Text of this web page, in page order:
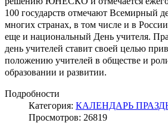
100 государств отмечают Всемирный
многих странах, в том числе и в
еще и национальный День учителя.
день учителей ставит своей целью
положению учителей в обществе и
образовании и развитии.
Подробности
Категория: КАЛЕНДАРЬ
Просмотров: 26819